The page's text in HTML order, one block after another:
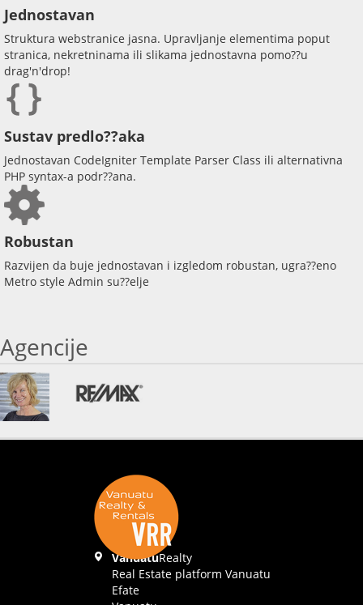
Jednostavan
Struktura webstranice jasna. Upravljanje elementima poput
stranica, nekretninama ili slikama jednostavna pomo??u
drag'n'drop!
Sustav predlo??aka
Jednostavan CodeIgniter Template Parser Class ili alternativna
PHP syntax-a podr??ana.
Robustan
Razvijen da buje jednostavan i izgledom robustan, ugra??eno
Metro style Admin su??elje
Agencije
VanuatuRealty
Real Estate platform Vanuatu
Efate